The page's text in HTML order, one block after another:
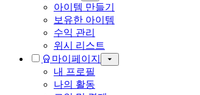
아이템 만들기
보유한 아이템
수익 관리
위시 리스트
마이페이지
내 프로필
나의 활동